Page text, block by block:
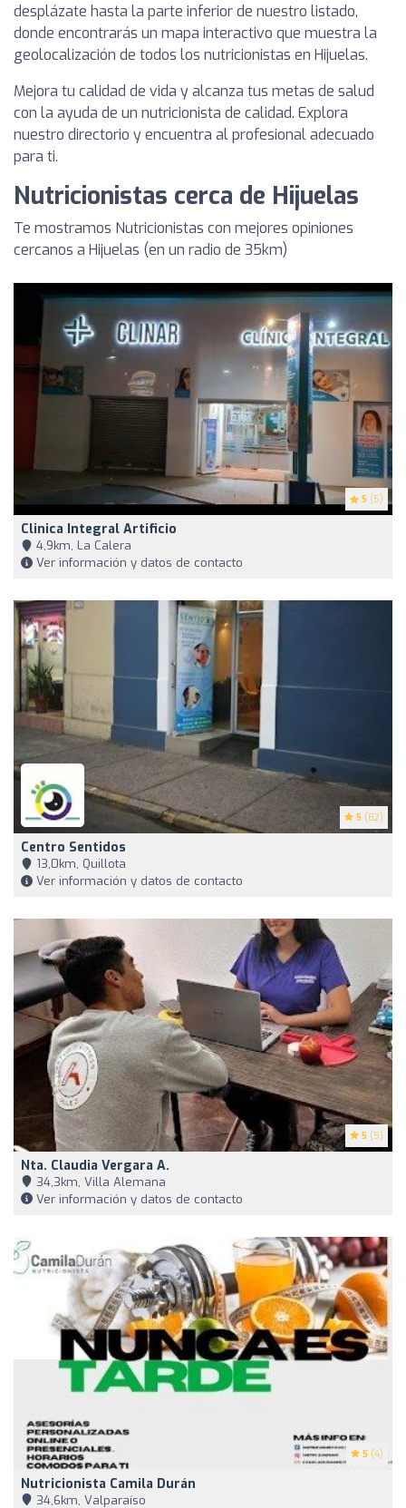
desplázate hasta la parte inferior de nuestro listado,
donde encontrarás un mapa interactivo que muestra la
geolocalización de todos los nutricionistas en Hijuelas.
Mejora tu calidad de vida y alcanza tus metas de salud
con la ayuda de un nutricionista de calidad. Explora
nuestro directorio y encuentra al profesional adecuado
para ti.
Nutricionistas cerca de Hijuelas
Te mostramos Nutricionistas con mejores opiniones
cercanos a Hijuelas (en un radio de 35km)
5 (5)
Clinica Integral Artificio
4,9km, La Calera
Ver información y datos de contacto
5 (82)
Centro Sentidos
13,0km, Quillota
Ver información y datos de contacto
5 (5)
Nta. Claudia Vergara A.
34,3km, Villa Alemana
Ver información y datos de contacto
5 (4)
Nutricionista Camila Durán
34,6km, Valparaíso